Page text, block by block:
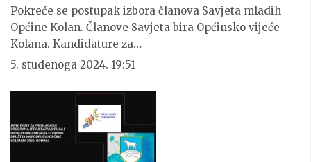
Pokreće se postupak izbora članova Savjeta mladih
Općine Kolan. Članove Savjeta bira Općinsko vijeće
Kolana. Kandidature za…
5. studenoga 2024. 19:51